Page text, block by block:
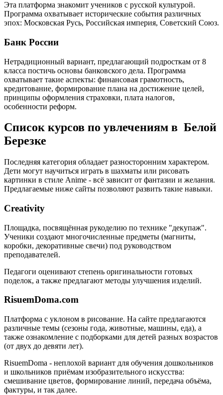
Эта платформа знакомит учеников с русской культурой.
Программа охватывает исторические события различных
эпох: Московская Русь, Российская империя, Советский Союз.
Банк России
Нетрадиционный вариант, предлагающий подросткам от 8
класса постичь основы банковского дела. Программа
охватывает такие аспекты: финансовая грамотность,
кредитование, формирование плана на достижение целей,
принципы оформления страховки, плата налогов,
особенности реформ.
Список курсов по увлечениям в Белой
Березке
Последняя категория обладает разносторонним характером.
Дети могут научиться играть в шахматы или рисовать
картинки в стиле Anime - всё зависит от фантазии и желания.
Предлагаемые ниже сайты позволяют развить такие навыки.
Creativity
Площадка, посвящённая рукоделию по технике "декупаж".
Ученики создают многочисленные предметы (магниты,
коробки, декоративные свечи) под руководством
преподавателей.
Педагоги оценивают степень оригинальности готовых
поделок, а также предлагают методы улучшения изделий.
RisuemDoma.com
Платформа с уклоном в рисование. На сайте предлагаются
различные темы (сезоны года, животные, машины, еда), а
также ознакомление с подборками для детей разных возрастов
(от двух до девяти лет).
RisuemDoma - неплохой вариант для обучения дошкольников
и школьников приёмам изобразительного искусства:
смешивание цветов, формирование линий, передача объёма,
фактуры, и так далее.